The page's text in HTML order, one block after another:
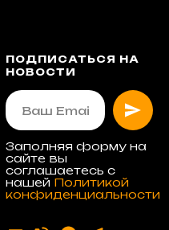
ПОДПИСАТЬСЯ НА
НОВОСТИ
Заполняя форму на
сайте вы
соглашаетесь с
нашей Политикой
конфиденциальности